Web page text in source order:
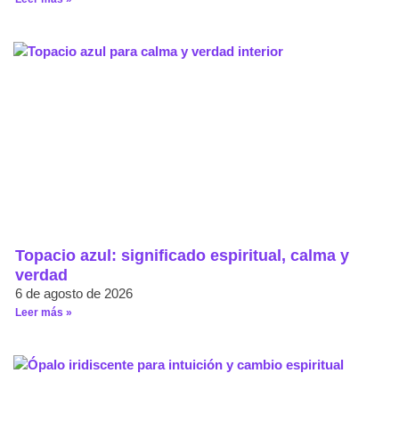
Topacio azul: significado espiritual, calma y
verdad
6 de agosto de 2026
Leer más »